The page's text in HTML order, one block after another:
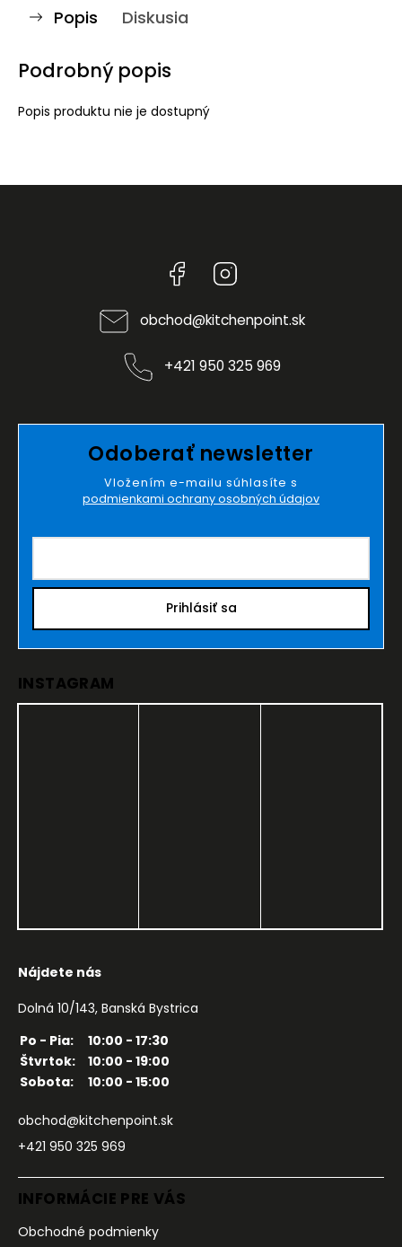
Popis Diskusia
Podrobný popis
Popis produktu nie je dostupný
Facebook
obchod@kitchenpoint.sk
+421 950 325 969
Odoberať newsletter
Vložením e-mailu súhlasíte s
podmienkami ochrany osobných údajov
Prihlásiť sa
INSTAGRAM
Nájdete nás
Dolná 10/143, Banská Bystrica
Po - Pia:
10:00 - 17:30
Štvrtok:
10:00 - 19:00
Sobota:
10:00 - 15:00
obchod@kitchenpoint.sk
+421 950 325 969
INFORMÁCIE PRE VÁS
Obchodné podmienky